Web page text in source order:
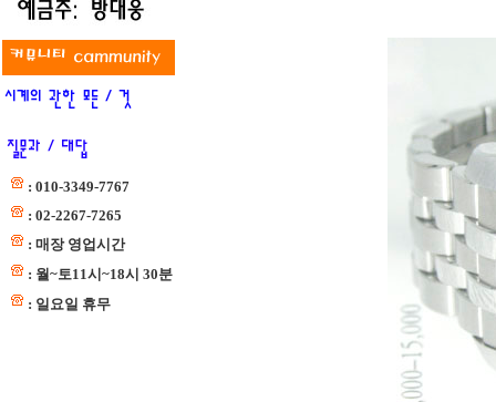
: 010-3349-7767
: 02-2267-7265
: 매장 영업시간
: 월~토11시~18시 30분
: 일요일 휴무